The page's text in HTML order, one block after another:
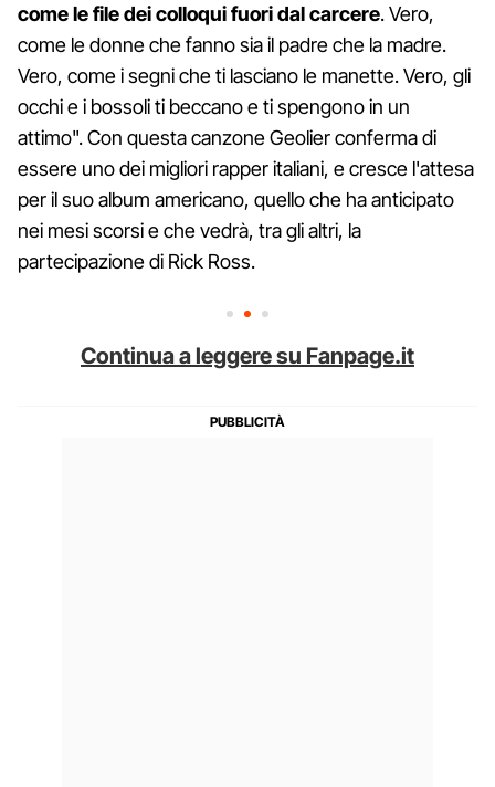
come le file dei colloqui fuori dal carcere. Vero,
come le donne che fanno sia il padre che la madre.
Vero, come i segni che ti lasciano le manette. Vero, gli
occhi e i bossoli ti beccano e ti spengono in un
attimo". Con questa canzone Geolier conferma di
essere uno dei migliori rapper italiani, e cresce l'attesa
per il suo album americano, quello che ha anticipato
nei mesi scorsi e che vedrà, tra gli altri, la
partecipazione di Rick Ross.
Continua a leggere su Fanpage.it